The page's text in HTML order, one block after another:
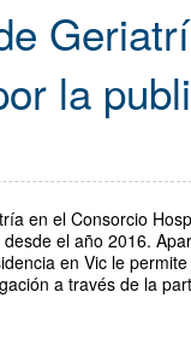
la
en el Consorcio
el año 2016.
en Vic le
a través de la